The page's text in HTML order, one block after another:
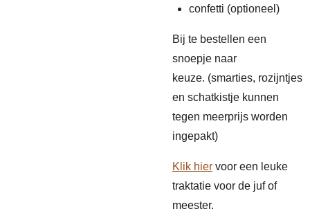
confetti (optioneel)
Bij te bestellen een
snoepje naar
keuze. (smarties, rozijntjes
en schatkistje kunnen
tegen meerprijs worden
ingepakt)
Klik hier voor een leuke
traktatie voor de juf of
meester.